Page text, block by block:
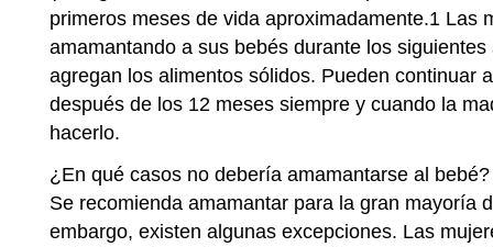
primeros meses de vida aproximadamente.1 Las
amamantando a sus bebés durante los
agregan los alimentos sólidos. Pueden continuar
después de los 12 meses siempre y cuando la
hacerlo.
¿En qué casos no debería amamantarse al bebé?
Se recomienda amamantar para la gran mayoría
embargo, existen algunas excepciones. Las